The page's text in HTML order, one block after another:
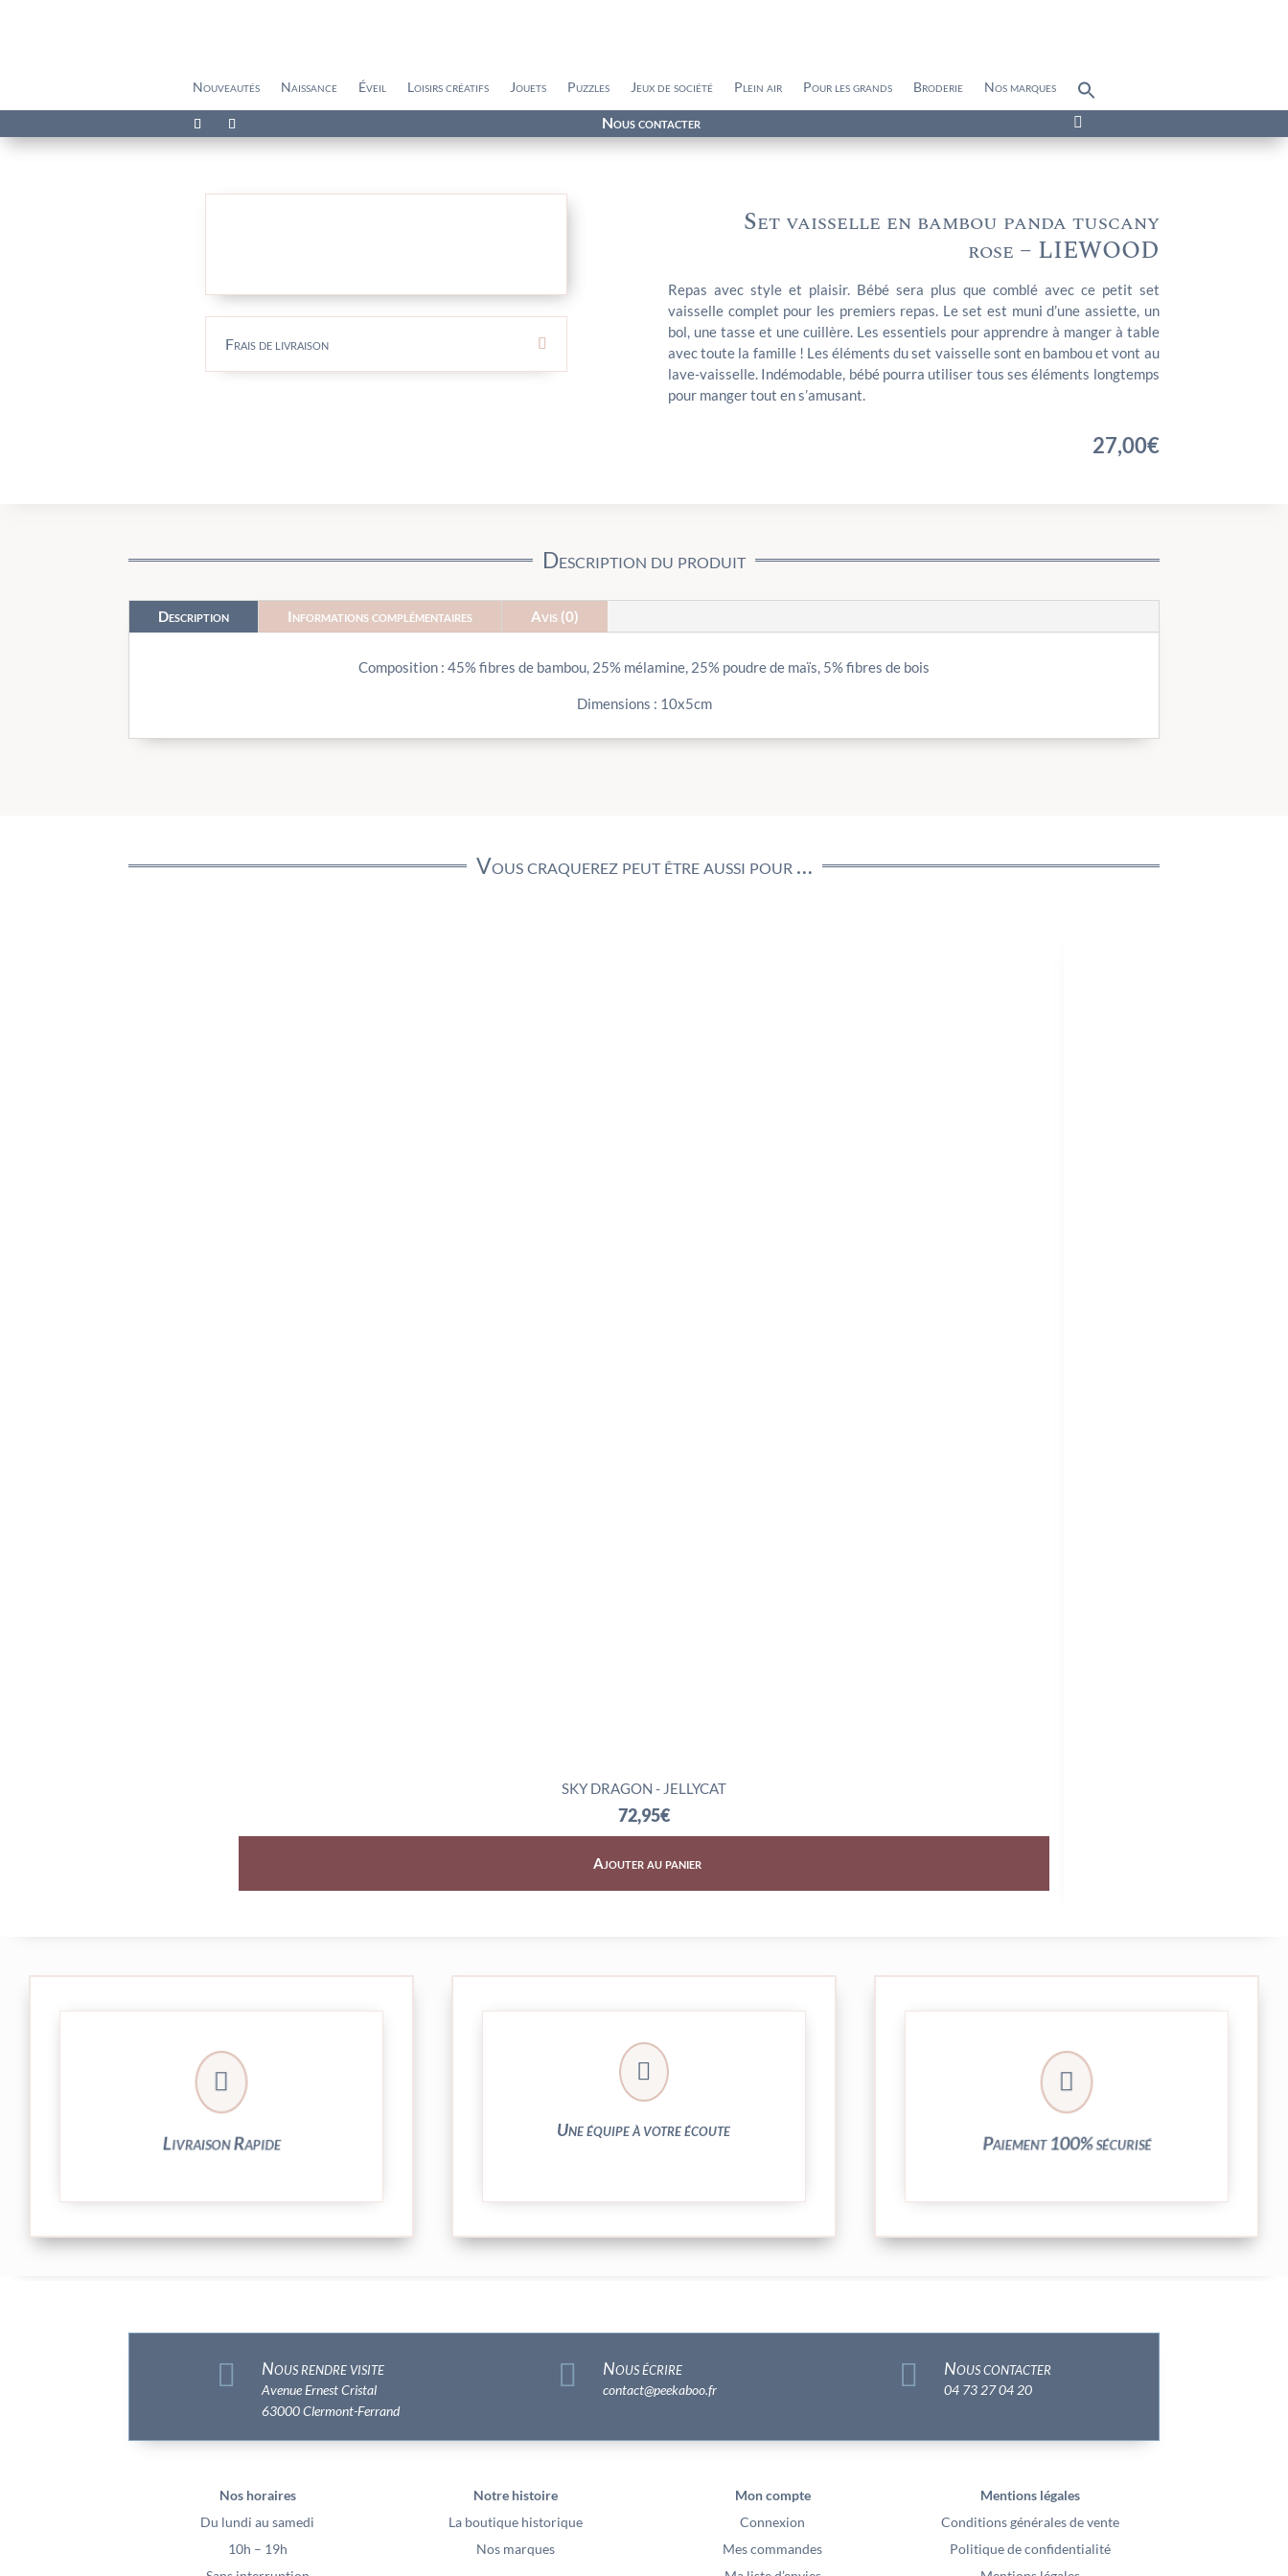
Nouveautés Naissance Éveil Loisirs créatifs Jouets Puzzles Jeux de société Plein air Pour les grands Broderie Nos marques
for:
Nous contacter 
Frais de livraison
Set vaisselle en bambou panda tuscany
rose – LIEWOOD
Repas avec style et plaisir. Bébé sera plus que comblé avec ce petit set
vaisselle complet pour les premiers repas. Le set est muni d’une assiette, un
bol, une tasse et une cuillère. Les essentiels pour apprendre à manger à table
avec toute la famille ! Les éléments du set vaisselle sont en bambou et vont au
lave-vaisselle. Indémodable, bébé pourra utiliser tous ses éléments longtemps
pour manger tout en s’amusant.
27,00€
Description du produit
Description Informations complémentaires Avis (0)
Composition : 45% fibres de bambou, 25% mélamine, 25% poudre de maïs, 5% fibres de bois
Dimensions : 10x5cm
Vous craquerez peut être aussi pour …
SKY DRAGON - JELLYCAT
72,95€
Ajouter au panier

Livraison Rapide
Votre commande est expédiée sous 24/48h
et livrée par Colissimo. 
Une équipe à votre écoute
N’hésitez pas à nous solliciter
► 04 73 27 04 20
► contact@peekaboo.fr

Paiement 100% sécurisé
Vos transactions par carte bancaire sont
entièrement sécurisées grâce au système
crypté de notre partenaire PayPlug.
 Nous rendre visite
Avenue Ernest Cristal
63000 Clermont-Ferrand
 Nous écrire
contact@peekaboo.fr  Nous contacter
04 73 27 04 20
Nos horaires
Du lundi au samedi
10h – 19h
Notre histoire
La boutique historique
Nos marques
Mon compte
Connexion
Mes commandes
Mentions légales
Conditions générales de vente
Politique de confidentialité